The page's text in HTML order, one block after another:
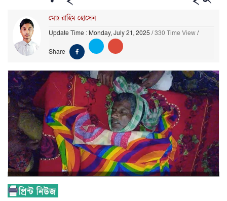
মোঃ রাহিম হোসেন
Update Time : Monday, July 21, 2025 /330 Time View/
Share